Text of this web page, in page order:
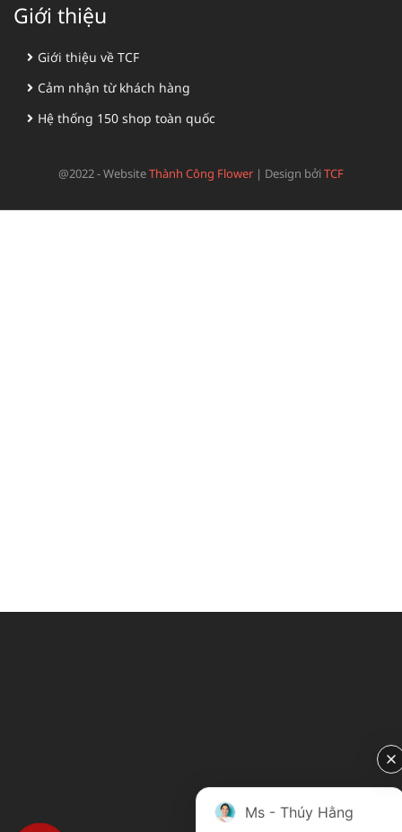
Giới thiệu
Giới thiệu về TCF
Cảm nhận từ khách hàng
Hệ thống 150 shop toàn quốc
@2022 - WebsiteThành Công Flower | Design bởiTCF
Ms - Thúy Hằng